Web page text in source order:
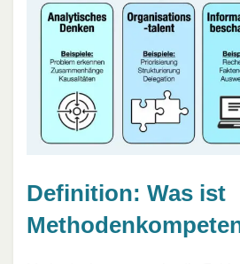
Definition: Was ist